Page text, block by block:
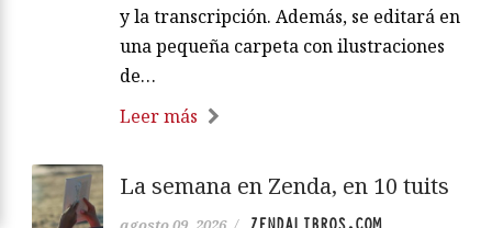
y la transcripción. Además, se editará en
una pequeña carpeta con ilustraciones
de…
Leer más
La semana en Zenda, en 10 tuits